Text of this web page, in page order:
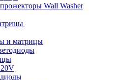
Wall Washer
и матрицы